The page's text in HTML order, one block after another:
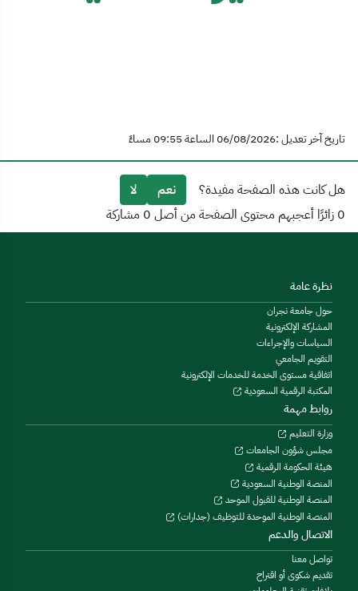
تاريخ آخر تعديل :06/08/2026 الساعة 09:55 مساءً
هل كانت هذه الصفحة مفيدة؟ نعم
لا
0 زائرًا أعجبهم محتوى الصفحة من أصل 0 مشاركة
نظرة عامة
حول جامعة نجران
المشاركة الإلكترونية
السياسات والإجراءات
التقويم الجامعي
اتفاقية مستوى الخدمة للخدمات الإلكترونية
المكتبة الرقمية السعودية
روابط مهمة
وزارة التعليم
مجلس شؤون الجامعات
هيئة الحكومة الرقمية
المنصة الوطنية السعودية
المنصة الوطنية للقبول الموحد
المنصة الوطنية الموحدة للتوظيف (جدارات)
الاتصال والدعم
تواصل معنا
تقديم شكوى أو اقتراح